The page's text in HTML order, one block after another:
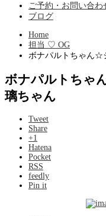
ご予約・お問い合わ
ブログ
Home
担当 ♡ OG
ボナパルトちゃん☆
ボナパルトちゃ
璃ちゃん
Tweet
Share
+1
Hatena
Pocket
RSS
feedly
Pin it